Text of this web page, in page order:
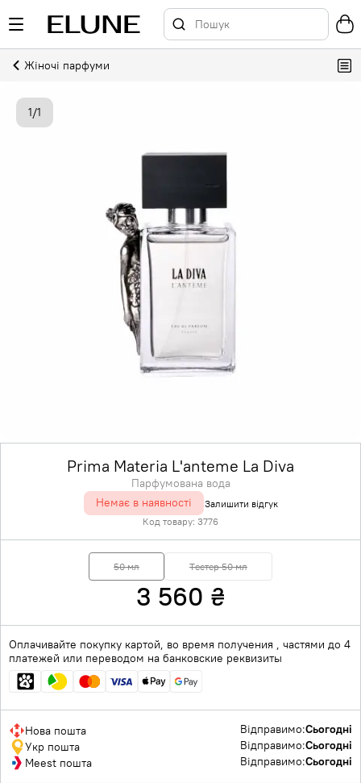
Жіночі парфуми
1/1
Prima Materia L'anteme La Diva
Парфумована вода
Немає в наявності
Залишити відгук
Код товару: 3776
50 мл Тестер 50 мл
3 560 ₴
Оплачивайте покупку картой, во время получения , частями до 4
платежей или переводом на банковские реквизиты
Нова пошта Відправимо:Сьогодні
Укр пошта
Відправимо:Сьогодні
Meest пошта
Відправимо:Сьогодні